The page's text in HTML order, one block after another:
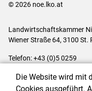
© 2026 noe.lko.at
Landwirtschaftskammer
Wiener Straße 64, 3100 St.
Telefon: +43 (0)5 0259
Impressum|Kontakt|
Die Website wird mit
Cookies ausgeführt.